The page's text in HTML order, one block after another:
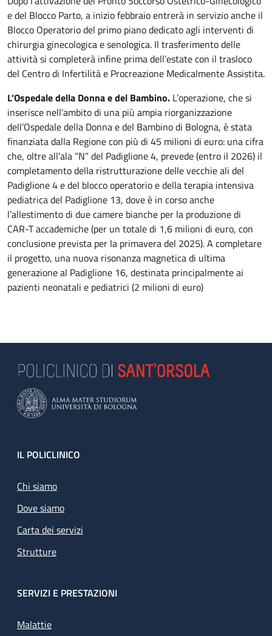
e del Blocco Parto, a inizio febbraio entrerà in servizio anche il
Blocco Operatorio del primo piano dedicato agli interventi di
chirurgia ginecologica e senologica. Il trasferimento delle
attività si completerà infine prima dell’estate con il trasloco
del Centro di Infertilità e Procreazione Medicalmente Assistita.
L’Ospedale della Donna e del Bambino. L’operazione, che si
inserisce nell’ambito di una più ampia riorganizzazione
dell’Ospedale della Donna e del Bambino di Bologna, è stata
finanziata dalla Regione con più di 45 milioni di euro: una cifra
che, oltre all’ala “N” del Padiglione 4, prevede (entro il 2026) il
completamento della ristrutturazione delle vecchie ali del
Padiglione 4 e del blocco operatorio e della terapia intensiva
pediatrica del Padiglione 13, dove è in corso anche
l’allestimento di due camere bianche per la produzione di
CAR-T accademiche (per un totale di 1,6 milioni di euro, con
conclusione prevista per la primavera del 2025). A completare
il progetto, una nuova risonanza magnetica di ultima
generazione al Padiglione 16, destinata principalmente ai
pazienti neonatali e pediatrici (2 milioni di euro)
Footer
IL POLICLINICO
Chi siamo
Dove siamo
Carta dei servizi
Strutture
SERVIZI E PRESTAZIONI
Malattie